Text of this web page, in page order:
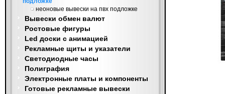
неоновые вывески на пвх подложке
Вывески обмен валют
Ростовые фигуры
Led доски с анимацией
Рекламные щиты и указатели
Светодиодные часы
Полиграфия
Электронные платы и компоненты
Готовые рекламные вывески